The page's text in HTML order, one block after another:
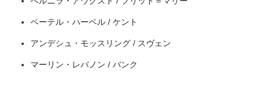
ペーテル・ハーベル / ケント
アンデシュ・モッスリング / スヴェン
マーリン・レバノン / バンク